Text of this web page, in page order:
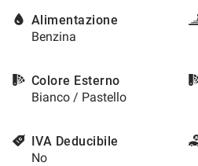
Alimentazione
Benzina
Colore Esterno
Bianco / Pastello
IVA Deducibile
No
questi
strumenti
si
rimanda
policy.
Puoi